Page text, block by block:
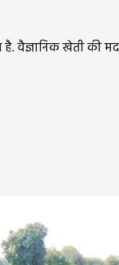
वैज्ञानिक खेती की